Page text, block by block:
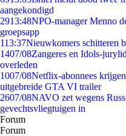
aangekondigd
2913:48NPO-manager Menno
groepsapp
113:37Nieuwkomers schitteren
1407/08Zangeres en Idols-
overleden
1007/08Netflix-abonnees
uitgebreide GTA VI trailer
2607/08NAVO zet wegens
gevechtsvliegtuigen in
Forum
Forum